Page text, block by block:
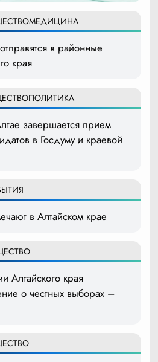
МЕДИЦИНА
в районные
края
ПОЛИТИКА
завершается прием
в Госдуму и краевой
в Алтайском крае
Алтайского края
о честных выборах –